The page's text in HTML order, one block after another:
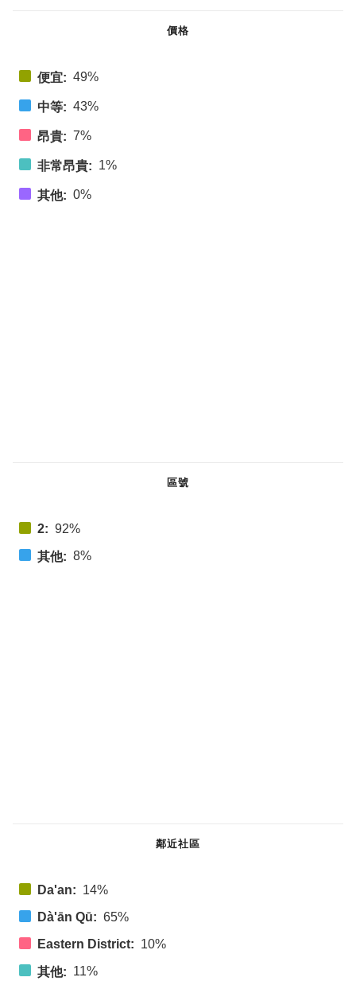
價格
便宜: 49%
中等: 43%
昂貴: 7%
非常昂貴: 1%
其他: 0%
區號
2: 92%
其他: 8%
鄰近社區
Da'an: 14%
Dà'ān Qū: 65%
Eastern District: 10%
其他: 11%